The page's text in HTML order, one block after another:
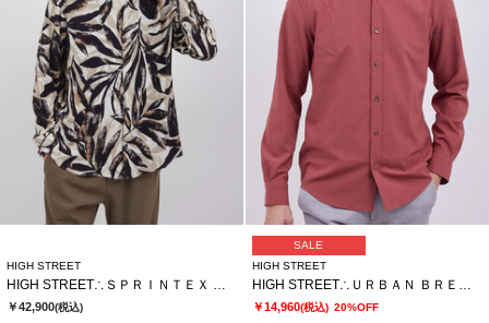
HIGH STREET
￥42,900(税込)
SALE
HIGH STREET
￥14,960(税込) 20%OFF